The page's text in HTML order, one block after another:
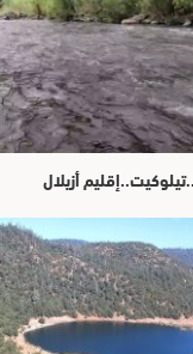
أزيلال